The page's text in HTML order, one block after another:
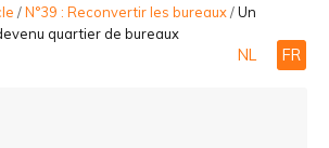
/N°39 : Reconvertir les bureaux/Un
quartier de bureaux
NL FR